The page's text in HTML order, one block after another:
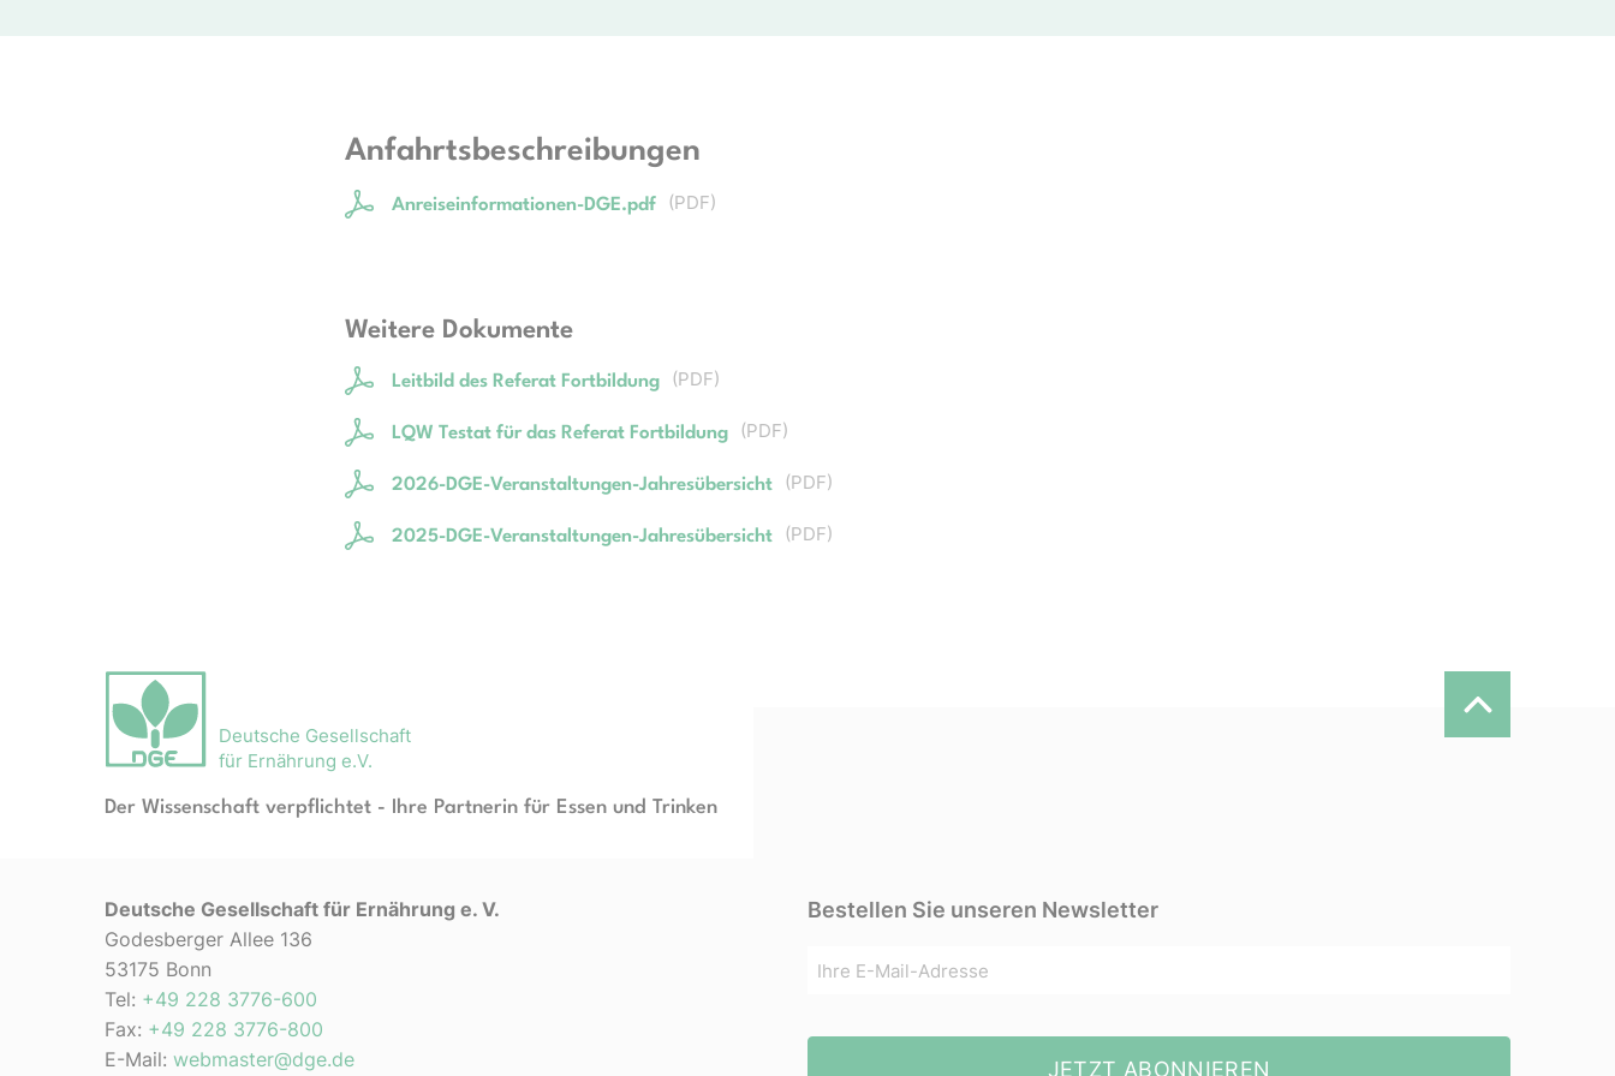
Anfahrtsbeschreibungen
Anreiseinformationen-DGE.pdf (PDF)
Weitere Dokumente
Leitbild des Referat Fortbildung (PDF)
LQW Testat für das Referat Fortbildung (PDF)
2026-DGE-Veranstaltungen-Jahresübersicht (PDF)
2025-DGE-Veranstaltungen-Jahresübersicht (PDF)
Deutsche Gesellschaft
für Ernährung e.V.
Der Wissenschaft verpflichtet - Ihre Partnerin für Essen und Trinken
Deutsche Gesellschaft für Ernährung e. V.
Godesberger Allee 136
53175 Bonn
Tel: +49 228 3776-600
Fax: +49 228 3776-800
E-Mail: webmaster@dge.de
Bestellen Sie unseren Newsletter
JETZT ABONNIEREN